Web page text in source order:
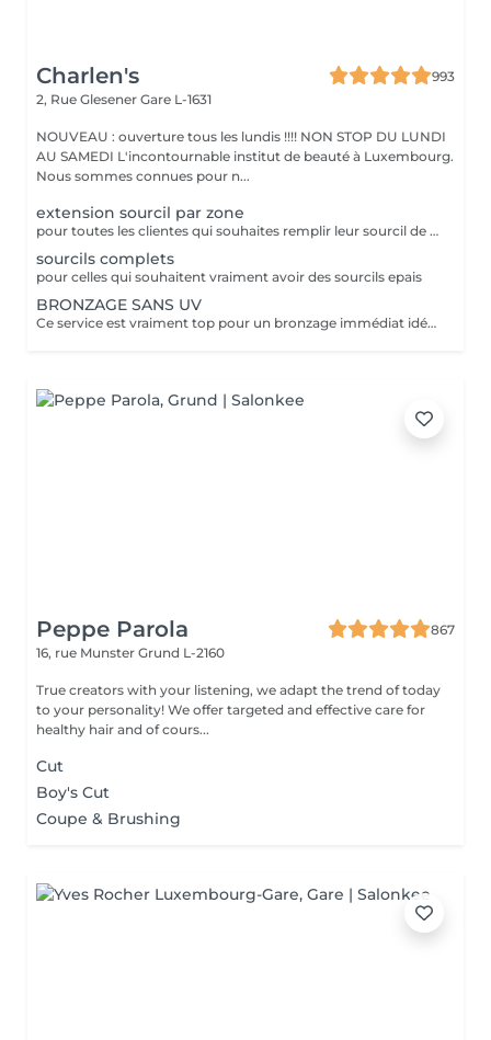
Charlen's
993
2, Rue Glesener Gare L-1631
NOUVEAU : ouverture tous les lundis !!!! NON STOP DU LUNDI
AU SAMEDI L'incontournable institut de beauté à Luxembourg.
Nous sommes connues pour n...
extension sourcil par zone
pour toutes les clientes qui souhaites remplir leur sourcil de facon temporaire et naturel cette prestation est faites pour vous
sourcils complets
pour celles qui souhaitent vraiment avoir des sourcils epais
BRONZAGE SANS UV
Ce service est vraiment top pour un bronzage immédiat idéal avant vos vacances ou avant une soirée ;) Nous vous conseillons de faire un gommage la veille du soin et de porter des vêtements amples noirs. Selon votre peau, cela tient environ 1 semaine à 10 Jours! AVANT Exfolier votre peau en profondeur, puis hydrater généreusement 24h avant d'appliquer votre autobronzant, en insistant bien sur les coudes, genoux, chevilles et les zones sensibles. Épiler ou raser dans les 48h avant application afin que les pores de la peau soient fermés. Des points noirs pourraient apparaître si votre peau n'est pas nette lors de l'application. Ne pas appliquer de crème hydratante, parfum, déodorant ou maquillage le jour même de l'application cela pourrait obstruer les pores de la peau et faire apparaître des points noirs. APRÈS Porter des vêtement amples de couleur foncée les vêtements près du corps ou sous-vêtements pourraient faire des marques, porter des chaussures larges. Hydrater quotidiennement votre peau les jours suivant l'application ou utiliser un autobronzant progressif pour entretenir votre bronzage et le faire durer plus longtemps. Après 5 jours, exfolier quotidiennement votre peau à l'aide d'un exfoliant doux afin d'aider votre peau à absorber plus facilement votre crème hydratante, et garder un joli bronzage. Cela permet aussi au bronzage de s'estomper progressivement et uniformément.
Peppe Parola
867
16, rue Munster Grund L-2160
True creators with your listening, we adapt the trend of today
to your personality! We offer targeted and effective care for
healthy hair and of cours...
Cut
Boy's Cut
Coupe & Brushing